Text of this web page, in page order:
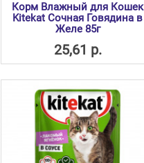
Корм Влажный для Кошек
Kitekat Сочная Говядина в
Желе 85г
25,61 р.